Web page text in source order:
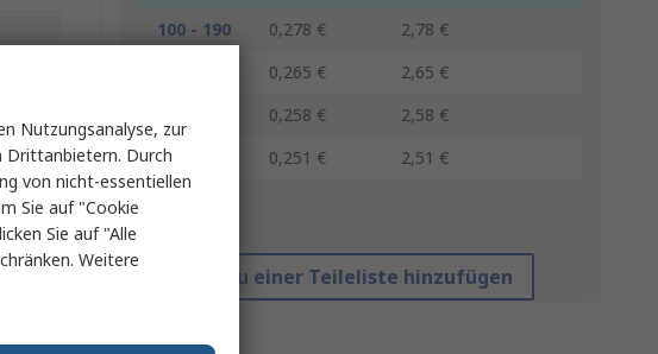
100 - 190
0,278 €
2,78 €
0,265 €
2,65 €
0,258 €
2,58 €
1000 +
0,251 € 2,51 €
*Richtpreis
Zu einer Teileliste hinzufügen
Nutzungsanalyse, zur
Drittanbietern. Durch
von nicht-essentiellen
Sie auf "Cookie
Sie auf "Alle
Weitere